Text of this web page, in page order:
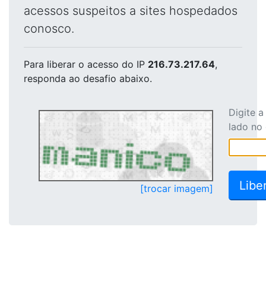
acessos suspeitos a sites hospedados
conosco.
Para liberar o acesso do IP 216.73.217.64,
responda ao desafio abaixo.
[trocar imagem]
Digite
lado no